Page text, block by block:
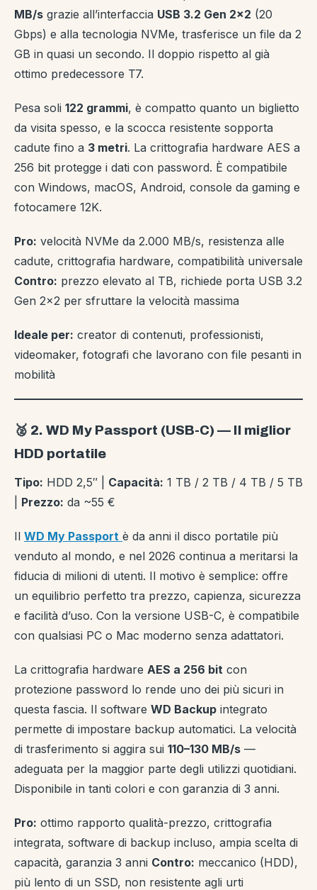
MB/s grazie all’interfaccia USB 3.2 Gen 2×2 (20
Gbps) e alla tecnologia NVMe, trasferisce un file da 2
GB in quasi un secondo. Il doppio rispetto al già
ottimo predecessore T7.
Pesa soli 122 grammi, è compatto quanto un biglietto
da visita spesso, e la scocca resistente sopporta
cadute fino a 3 metri. La crittografia hardware AES a
256 bit protegge i dati con password. È compatibile
con Windows, macOS, Android, console da gaming e
fotocamere 12K.
Pro: velocità NVMe da 2.000 MB/s, resistenza alle
cadute, crittografia hardware, compatibilità universale
Contro: prezzo elevato al TB, richiede porta USB 3.2
Gen 2×2 per sfruttare la velocità massima
Ideale per: creator di contenuti, professionisti,
videomaker, fotografi che lavorano con file pesanti in
mobilità
🥈 2. WD My Passport (USB-C) — Il miglior
HDD portatile
Tipo: HDD 2,5″ | Capacità: 1 TB / 2 TB / 4 TB / 5 TB
Prezzo: da ~55 €
Il WD My Passport è da anni il disco portatile più
venduto al mondo, e nel 2026 continua a meritarsi la
fiducia di milioni di utenti. Il motivo è semplice: offre
un equilibrio perfetto tra prezzo, capienza, sicurezza
e facilità d’uso. Con la versione USB-C, è compatibile
con qualsiasi PC o Mac moderno senza adattatori.
La crittografia hardware AES a 256 bit con
protezione password lo rende uno dei più sicuri in
questa fascia. Il software WD Backup integrato
permette di impostare backup automatici. La velocità
di trasferimento si aggira sui 110–130 MB/s —
adeguata per la maggior parte degli utilizzi quotidiani.
Disponibile in tanti colori e con garanzia di 3 anni.
Pro: ottimo rapporto qualità-prezzo, crittografia
integrata, software di backup incluso, ampia scelta di
capacità, garanzia 3 anni Contro: meccanico (HDD),
più lento di un SSD, non resistente agli urti